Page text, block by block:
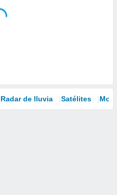
Radar de lluvia Satélites